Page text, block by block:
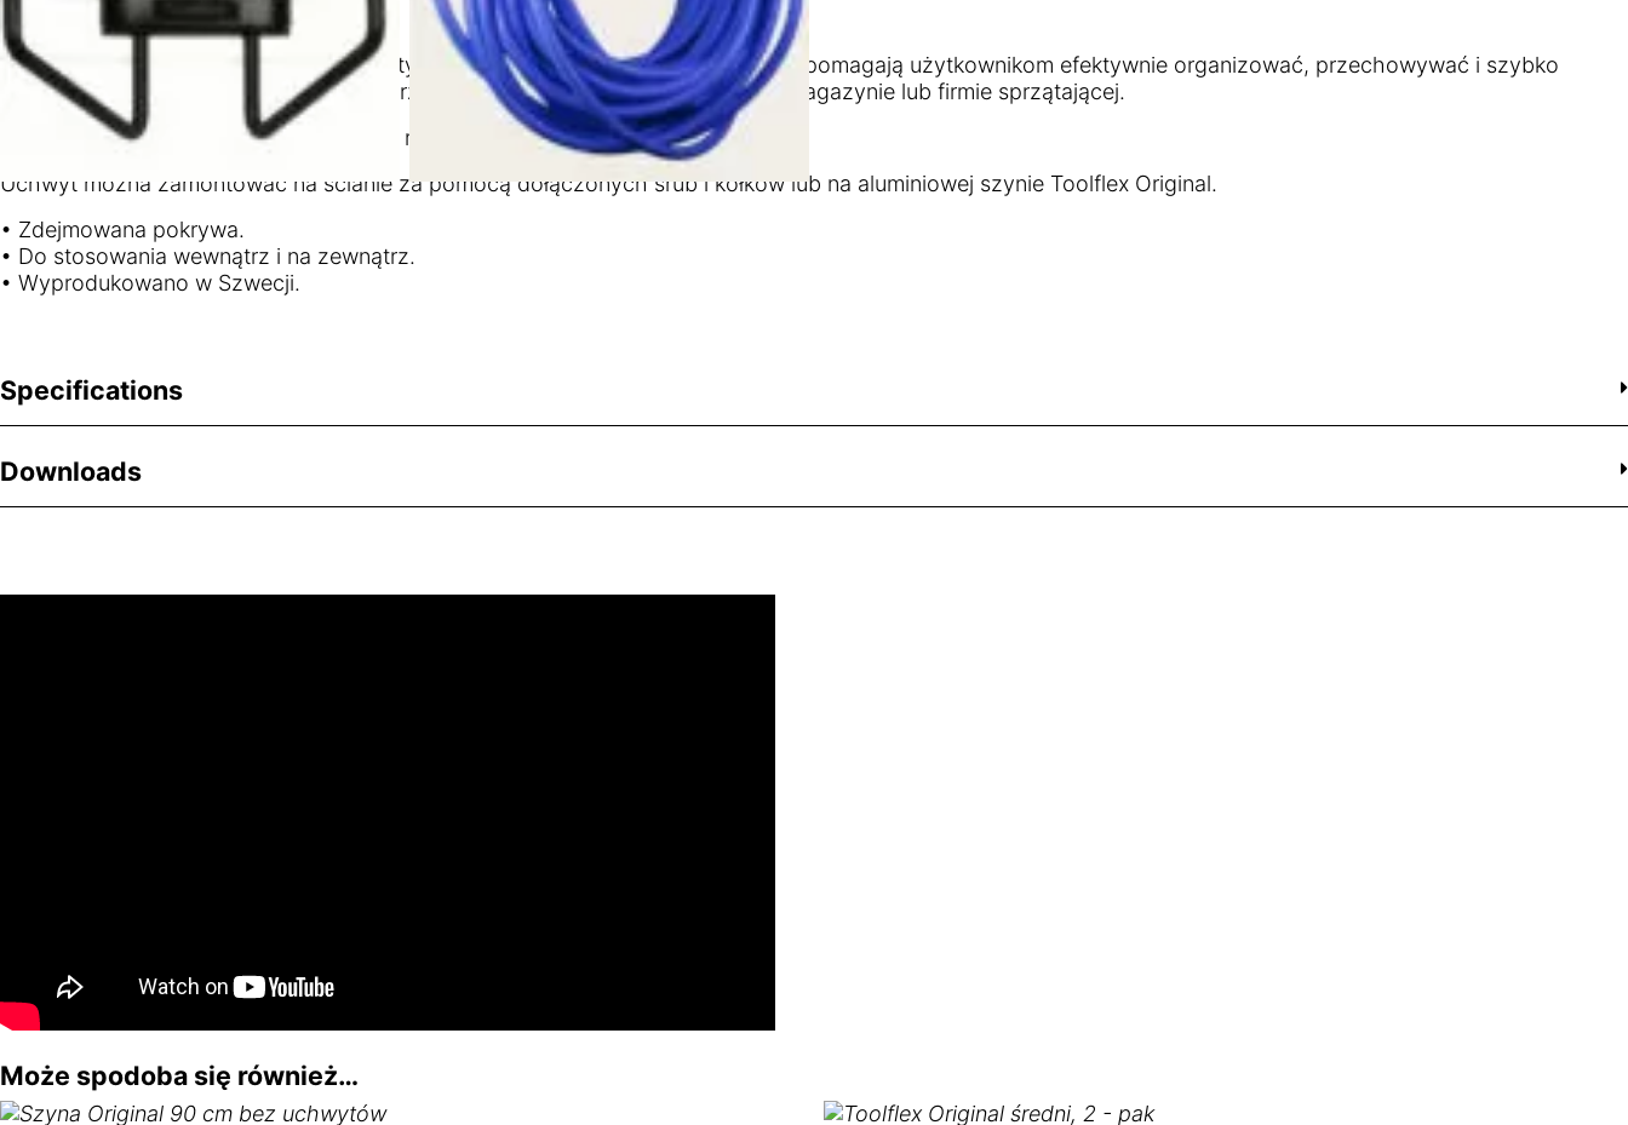
Toolflex Original to gama prostych, elastycznych uchwytów na narzędzia, które pomagają użytkownikom efektywnie organizować, przechowywać i szybko
uzyskiwać dostęp do szerokiej gamy narzędzi w domu, na przykład w garażu, magazynie lub firmie sprzątającej.
Toolflex Original uchwyt na wąż wieszaj maksymalnie do 30 m węża.
Uchwyt można zamontować na ścianie za pomocą dołączonych śrub i kołków lub na aluminiowej szynie Toolflex Original.
• Zdejmowana pokrywa.
• Do stosowania wewnątrz i na zewnątrz.
• Wyprodukowano w Szwecji.
Specifications
Downloads
Może spodoba się również…